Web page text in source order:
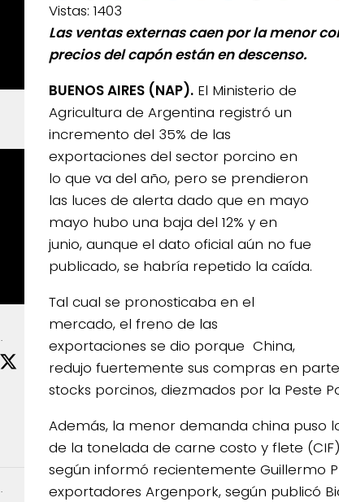
Vistas: 1403
Las ventas externas caen por la menor
precios del capón están en descenso.
BUENOS AIRES (NAP). El Ministerio de
Agricultura de Argentina registró un
incremento del 35% de las
exportaciones del sector porcino en
lo que va del año, pero se prendieron
las luces de alerta dado que en mayo
mayo hubo una baja del 12% y en
junio, aunque el dato oficial aún no fue
publicado, se habría repetido la caída.
Tal cual se pronosticaba en el
mercado, el freno de las
exportaciones se dio porque China,
redujo fuertemente sus compras en
stocks porcinos, diezmados por la Peste
Además, la menor demanda china puso
de la tonelada de carne costo y flete
según informó recientemente Guillermo
exportadores Argenpork, según publicó
·
·